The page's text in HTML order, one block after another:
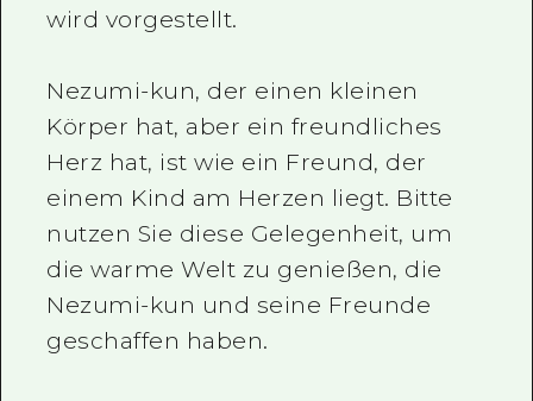
wird vorgestellt.
Nezumi-kun, der einen kleinen
Körper hat, aber ein freundliches
Herz hat, ist wie ein Freund, der
einem Kind am Herzen liegt. Bitte
nutzen Sie diese Gelegenheit, um
die warme Welt zu genießen, die
Nezumi-kun und seine Freunde
geschaffen haben.